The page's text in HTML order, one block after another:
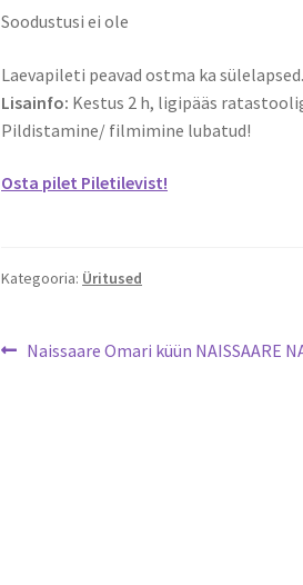
Soodustusi ei ole
Laevapileti peavad ostma ka sülelapsed.
Lisainfo: Kestus 2 h, ligipääs
Pildistamine/ filmimine lubatud!
Osta pilet Piletilevist!
Kategooria: Üritused
Navigeerimine
Eelmine
Naissaare Omari küün NAISSAARE